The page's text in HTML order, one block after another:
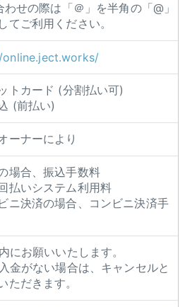
わせの際は「＠」を半角の「@」
てご利用ください。
トカード (分割払い可)
(前払い)
ーナーにより
場合、振込手数料
払いシステム利用料
ニ決済の場合、コンビニ決済手
にお願いいたします。
金がない場合は、キャンセルと
ただきます。